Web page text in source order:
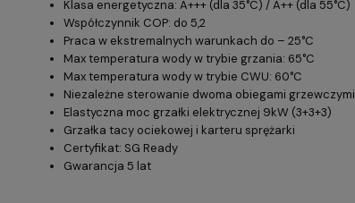
Klasa energetyczna: A+++ (dla 35°C) / A++ (dla 55°C)
Współczynnik COP: do 5,2
Praca w ekstremalnych warunkach do – 25°C
Max temperatura wody w trybie grzania: 65°C
Max temperatura wody w trybie CWU: 60°C
Niezależne sterowanie dwoma obiegami grzewczymi
Elastyczna moc grzałki elektrycznej 9kW (3+3+3)
Grzałka tacy ociekowej i karteru sprężarki
Certyfikat: SG Ready
Gwarancja 5 lat